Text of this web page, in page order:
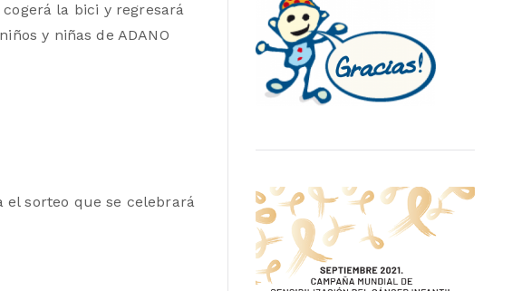
la bici y regresará
y niñas de ADANO
el sorteo que se celebrará